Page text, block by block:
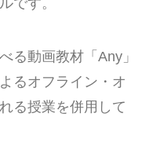
る動画教材「Any」
るオフライン・オ
る授業を併用して